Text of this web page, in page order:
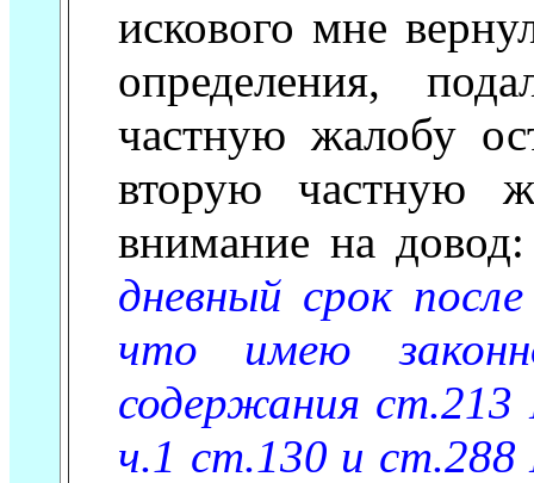
искового мне
определения,
частную жалобу
вторую частную
внимание на
дневный срок
что имею
содержания
ч.1 ст.130 и